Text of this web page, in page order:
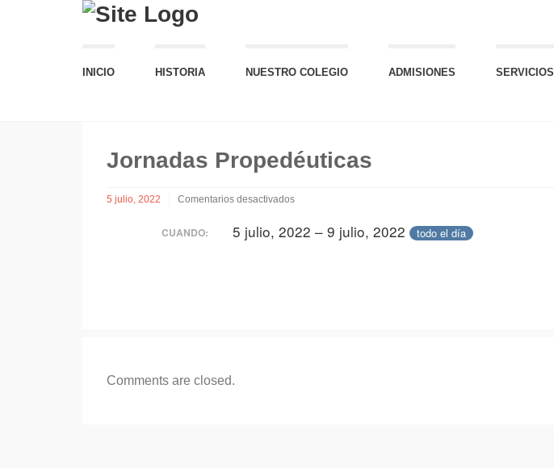
INICIO HISTORIA NUESTRO COLEGIO ADMISIONES SERVICIOS
Jornadas Propedéuticas
5 julio, 2022
Comentarios desactivados
Jornadas
CUANDO: 5 julio, 2022 – 9 julio, 2022 todo el día
Comments are closed.